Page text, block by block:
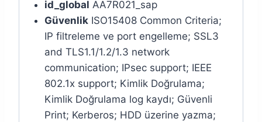
id_global AA7R021_sap
GüvenlikISO15408 Common Criteria;
IP filtreleme ve port engelleme; SSL3
and TLS1.1/1.2/1.3 network
communication; IPsec support; IEEE
802.1x support; Kimlik Doğrulama;
Kimlik Doğrulama log kaydı; Güvenli
Print; Kerberos; HDD üzerine yazma;